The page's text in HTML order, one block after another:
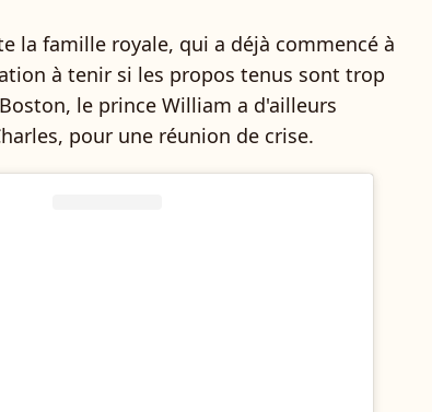
la famille royale, qui a déjà commencé à
à tenir si les propos tenus sont trop
le prince William a d'ailleurs
pour une réunion de crise.